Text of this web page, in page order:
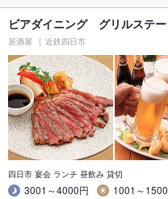
ビアダイニング グリルステ
居酒屋 近鉄四日市
四日市 宴会 ランチ 昼飲み 貸切
3001～4000円
1001～